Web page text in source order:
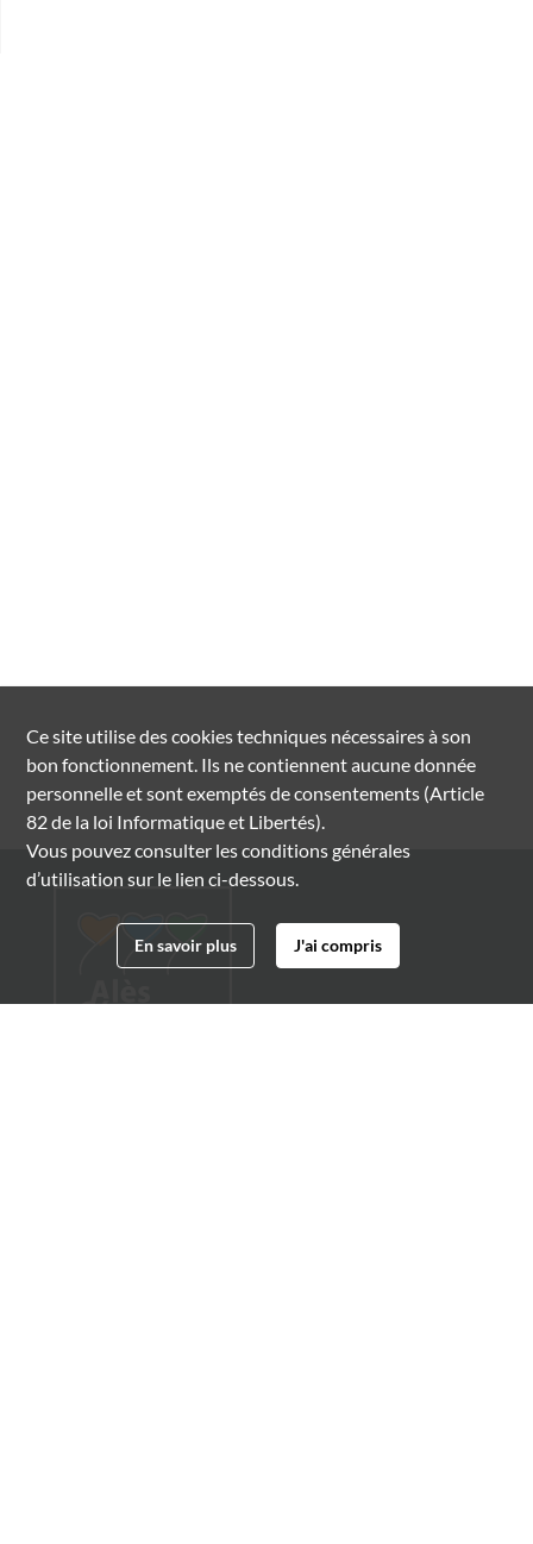
Ce site utilise descookiestechniques nécessaires à son
bon fonctionnement. Ils ne contiennent aucune donnée
personnelle et sont exemptés de consentements (Article
82 de la loi Informatique et Libertés).
Vous pouvez consulter les conditions générales
d’utilisation sur le lien ci-dessous.
En savoir plus J'ai compris